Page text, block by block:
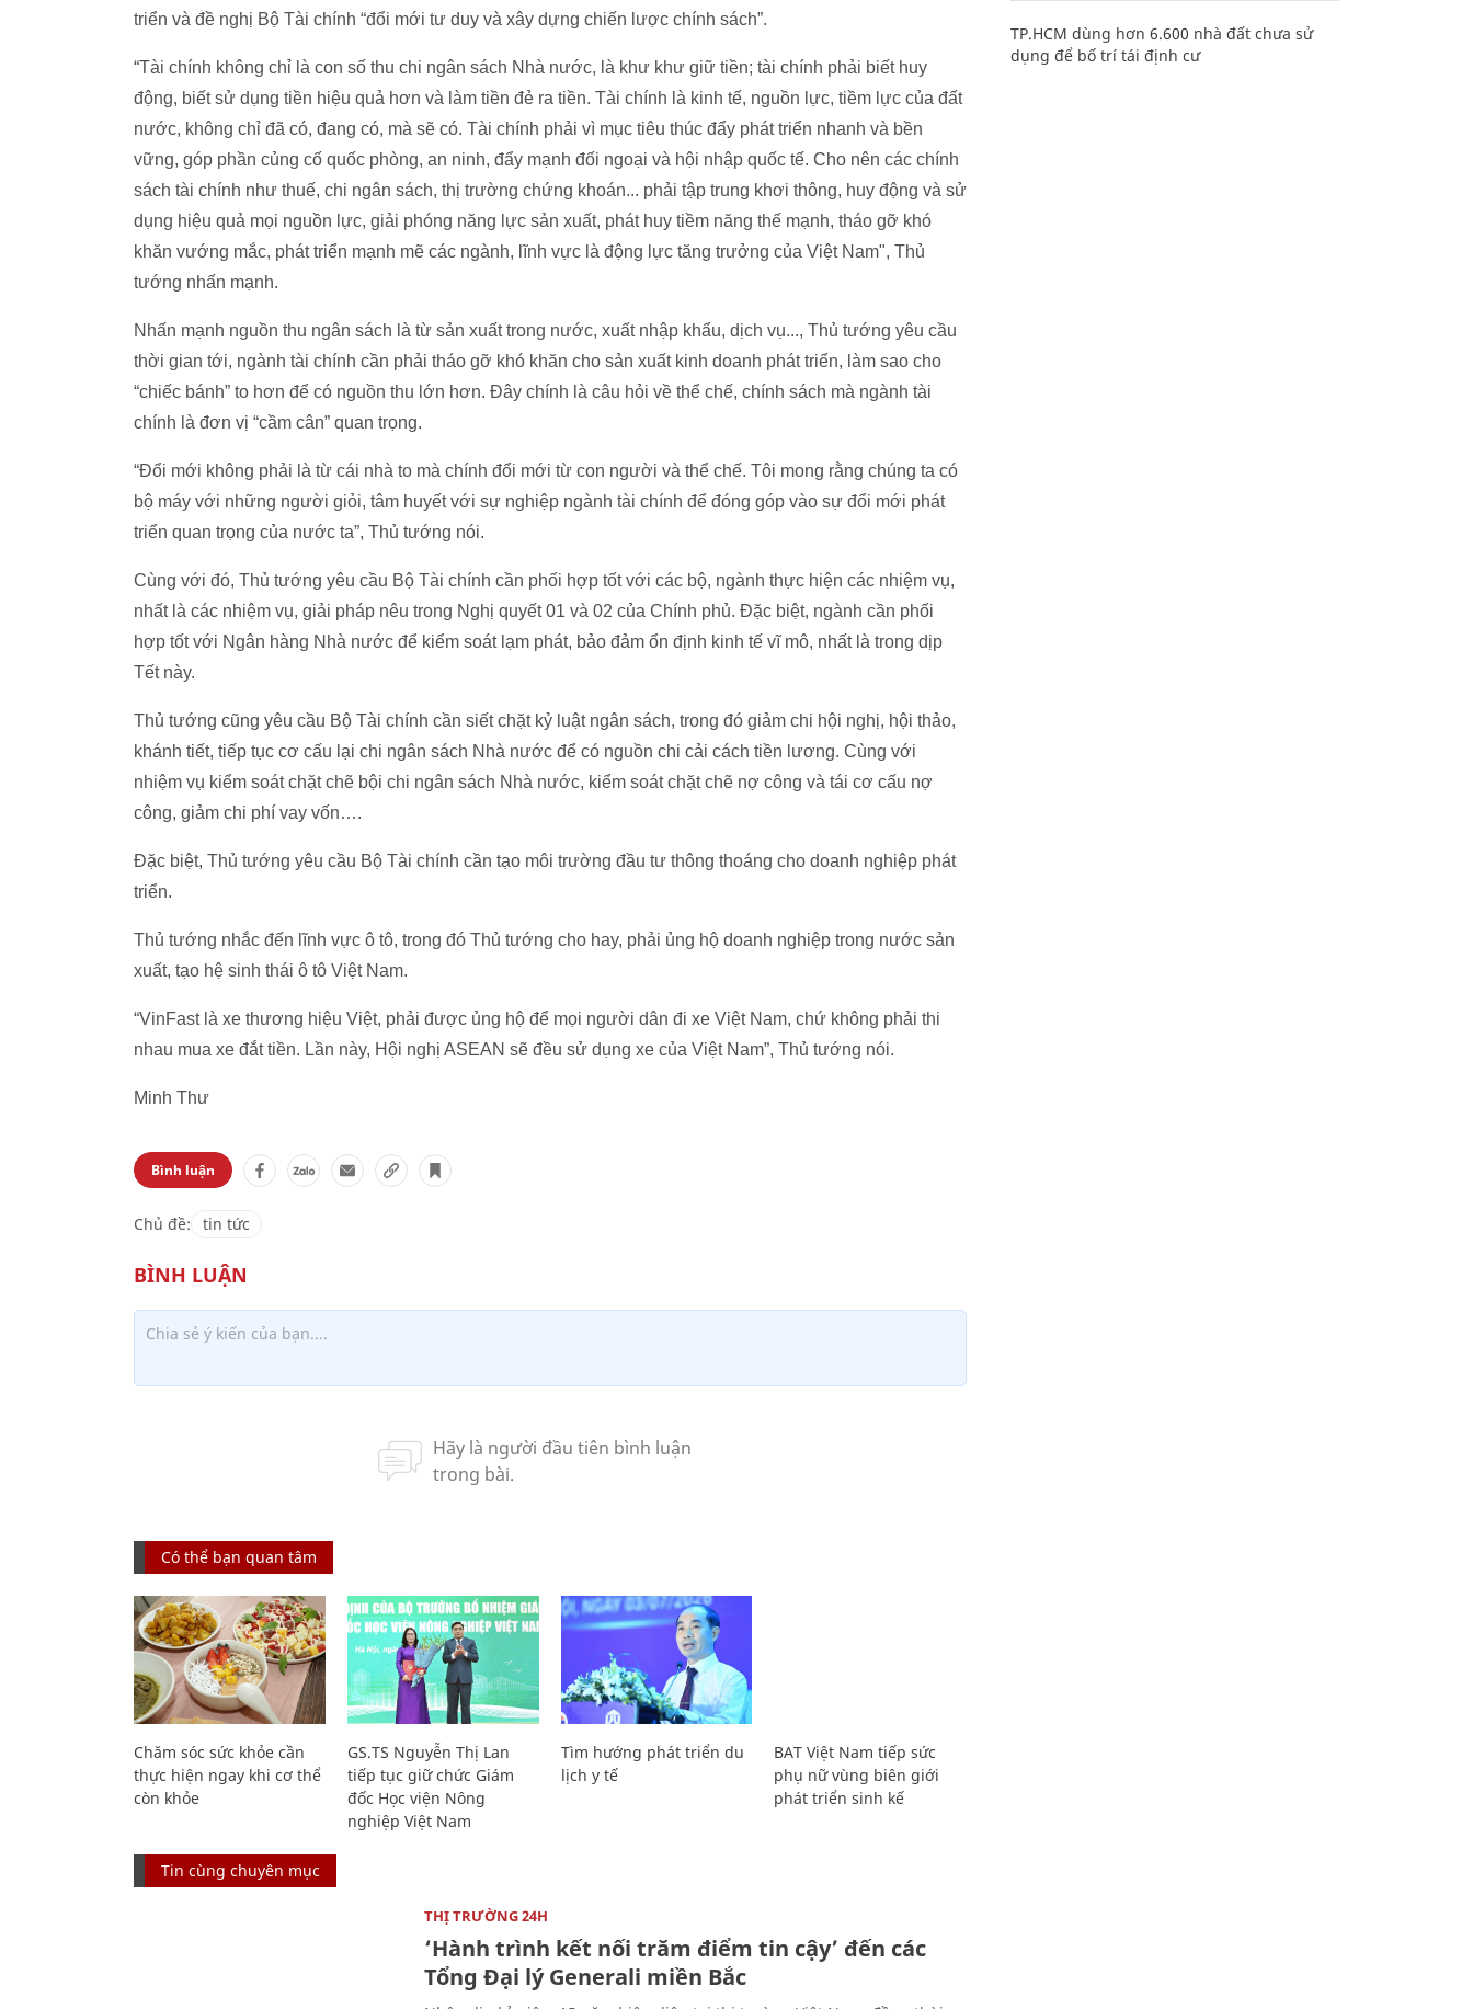
triển và đề nghị Bộ Tài chính “đổi mới tư duy và xây dựng chiến lược chính sách”.
“Tài chính không chỉ là con số thu chi ngân sách Nhà nước, là khư khư giữ tiền; tài chính phải biết huy
động, biết sử dụng tiền hiệu quả hơn và làm tiền đẻ ra tiền. Tài chính là kinh tế, nguồn lực, tiềm lực của đất
nước, không chỉ đã có, đang có, mà sẽ có. Tài chính phải vì mục tiêu thúc đẩy phát triển nhanh và bền
vững, góp phần củng cố quốc phòng, an ninh, đẩy mạnh đối ngoại và hội nhập quốc tế. Cho nên các chính
sách tài chính như thuế, chi ngân sách, thị trường chứng khoán... phải tập trung khơi thông, huy động và sử
dụng hiệu quả mọi nguồn lực, giải phóng năng lực sản xuất, phát huy tiềm năng thế mạnh, tháo gỡ khó
khăn vướng mắc, phát triển mạnh mẽ các ngành, lĩnh vực là động lực tăng trưởng của Việt Nam", Thủ
tướng nhấn mạnh.
Nhấn mạnh nguồn thu ngân sách là từ sản xuất trong nước, xuất nhập khẩu, dịch vụ..., Thủ tướng yêu cầu
thời gian tới, ngành tài chính cần phải tháo gỡ khó khăn cho sản xuất kinh doanh phát triển, làm sao cho
“chiếc bánh” to hơn để có nguồn thu lớn hơn. Đây chính là câu hỏi về thể chế, chính sách mà ngành tài
chính là đơn vị “cầm cân” quan trọng.
“Đổi mới không phải là từ cái nhà to mà chính đổi mới từ con người và thể chế. Tôi mong rằng chúng ta có
bộ máy với những người giỏi, tâm huyết với sự nghiệp ngành tài chính để đóng góp vào sự đổi mới phát
triển quan trọng của nước ta”, Thủ tướng nói.
Cùng với đó, Thủ tướng yêu cầu Bộ Tài chính cần phối hợp tốt với các bộ, ngành thực hiện các nhiệm vụ,
nhất là các nhiệm vụ, giải pháp nêu trong Nghị quyết 01 và 02 của Chính phủ. Đặc biệt, ngành cần phối
hợp tốt với Ngân hàng Nhà nước để kiểm soát lạm phát, bảo đảm ổn định kinh tế vĩ mô, nhất là trong dịp
Tết này.
Thủ tướng cũng yêu cầu Bộ Tài chính cần siết chặt kỷ luật ngân sách, trong đó giảm chi hội nghị, hội thảo,
khánh tiết, tiếp tục cơ cấu lại chi ngân sách Nhà nước để có nguồn chi cải cách tiền lương. Cùng với
nhiệm vụ kiểm soát chặt chẽ bội chi ngân sách Nhà nước, kiểm soát chặt chẽ nợ công và tái cơ cấu nợ
công, giảm chi phí vay vốn….
Đặc biệt, Thủ tướng yêu cầu Bộ Tài chính cần tạo môi trường đầu tư thông thoáng cho doanh nghiệp phát
triển.
Thủ tướng nhắc đến lĩnh vực ô tô, trong đó Thủ tướng cho hay, phải ủng hộ doanh nghiệp trong nước sản
xuất, tạo hệ sinh thái ô tô Việt Nam.
“VinFast là xe thương hiệu Việt, phải được ủng hộ để mọi người dân đi xe Việt Nam, chứ không phải thi
nhau mua xe đắt tiền. Lần này, Hội nghị ASEAN sẽ đều sử dụng xe của Việt Nam”, Thủ tướng nói.
Minh Thư
Bình luận
Chủ đề: tin tức
Có thể bạn quan tâm
Chăm sóc sức khỏe cần
thực hiện ngay khi cơ thể
còn khỏe
GS.TS Nguyễn Thị Lan
tiếp tục giữ chức Giám
đốc Học viện Nông
nghiệp Việt Nam
Tìm hướng phát triển du
lịch y tế
BAT Việt Nam tiếp sức
phụ nữ vùng biên giới
phát triển sinh kế
Tin cùng chuyên mục
THỊ TRƯỜNG 24H
‘Hành trình kết nối trăm điểm tin cậy’ đến các
Tổng Đại lý Generali miền Bắc
TP.HCM dùng hơn 6.600 nhà đất chưa sử
dụng để bố trí tái định cư